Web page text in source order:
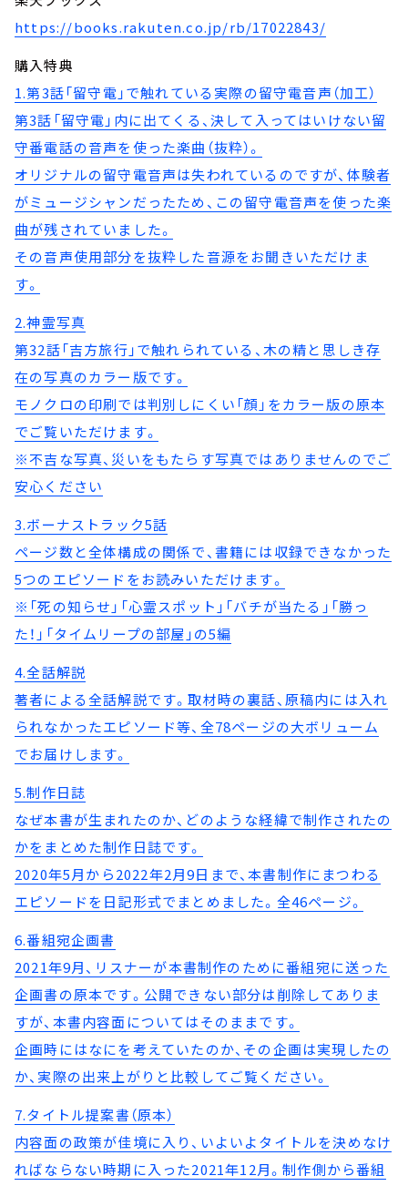
https://books.rakuten.co.jp/rb/17022843/
購入特典
1.第3話「留守電」で触れている実際の留守電音声（加工）
第3話「留守電」内に出てくる、決して入ってはいけない留
守番電話の音声を使った楽曲（抜粋）。
オリジナルの留守電音声は失われているのですが、体験者
がミュージシャンだったため、この留守電音声を使った楽
曲が残されていました。
その音声使用部分を抜粋した音源をお聞きいただけま
す。
2.神霊写真
第32話「吉方旅行」で触れられている、木の精と思しき存
在の写真のカラー版です。
モノクロの印刷では判別しにくい「顔」をカラー版の原本
でご覧いただけます。
※不吉な写真、災いをもたらす写真ではありませんのでご
安心ください
3.ボーナストラック5話
ページ数と全体構成の関係で、書籍には収録できなかった
5つのエピソードをお読みいただけます。
※「死の知らせ」「心霊スポット」「バチが当たる」「勝っ
た！」「タイムリープの部屋」の5編
4.全話解説
著者による全話解説です。取材時の裏話、原稿内には入れ
られなかったエピソード等、全78ページの大ボリューム
でお届けします。
5.制作日誌
なぜ本書が生まれたのか、どのような経緯で制作されたの
かをまとめた制作日誌です。
2020年5月から2022年2月9日まで、本書制作にまつわる
エピソードを日記形式でまとめました。全46ページ。
6.番組宛企画書
2021年9月、リスナーが本書制作のために番組宛に送った
企画書の原本です。公開できない部分は削除してありま
すが、本書内容面についてはそのままです。
企画時にはなにを考えていたのか、その企画は実現したの
か、実際の出来上がりと比較してご覧ください。
7.タイトル提案書（原本）
内容面の政策が佳境に入り、いよいよタイトルを決めなけ
ればならない時期に入った2021年12月。制作側から番組